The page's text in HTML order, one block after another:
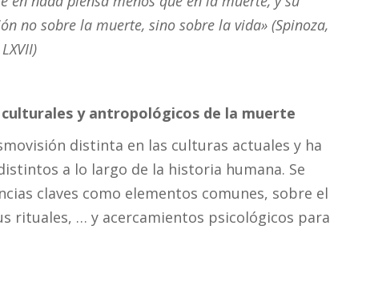
no sobre la muerte, sino sobre la vida» (Spinoza,
y antropológicos de la muerte
distinta en las culturas actuales y ha
a lo largo de la historia humana. Se
claves como elementos comunes, sobre el
rituales, … y acercamientos psicológicos para